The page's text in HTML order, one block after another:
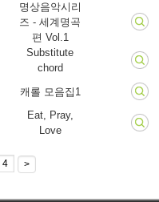
명상음악시리
즈 - 세계명곡
편 Vol.1
Substitute
chord
캐롤 모음집1
Eat, Pray,
Love
4 >